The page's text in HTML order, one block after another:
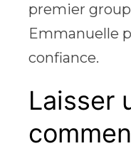
premier
Emmanuelle
confiance.
Laisser